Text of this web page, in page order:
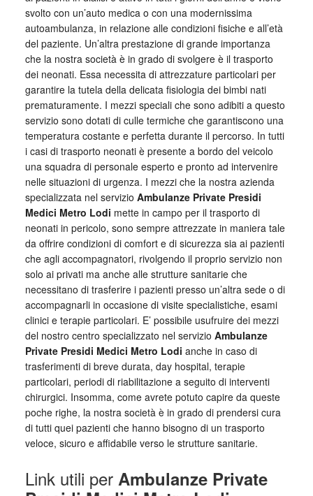
svolto con un’auto medica o con una modernissima
autoambulanza, in relazione alle condizioni fisiche e all’età
del paziente. Un’altra prestazione di grande importanza
che la nostra società è in grado di svolgere è il trasporto
dei neonati. Essa necessita di attrezzature particolari per
garantire la tutela della delicata fisiologia dei bimbi nati
prematuramente. I mezzi speciali che sono adibiti a questo
servizio sono dotati di culle termiche che garantiscono una
temperatura costante e perfetta durante il percorso. In tutti
i casi di trasporto neonati è presente a bordo del veicolo
una squadra di personale esperto e pronto ad intervenire
nelle situazioni di urgenza. I mezzi che la nostra azienda
specializzata nel servizio Ambulanze Private Presidi
Medici Metro Lodi mette in campo per il trasporto di
neonati in pericolo, sono sempre attrezzate in maniera tale
da offrire condizioni di comfort e di sicurezza sia ai pazienti
che agli accompagnatori, rivolgendo il proprio servizio non
solo ai privati ma anche alle strutture sanitarie che
necessitano di trasferire i pazienti presso un’altra sede o di
accompagnarli in occasione di visite specialistiche, esami
clinici e terapie particolari. E’ possibile usufruire dei mezzi
del nostro centro specializzato nel servizio Ambulanze
Private Presidi Medici Metro Lodi anche in caso di
trasferimenti di breve durata, day hospital, terapie
particolari, periodi di riabilitazione a seguito di interventi
chirurgici. Insomma, come avrete potuto capire da queste
poche righe, la nostra società è in grado di prendersi cura
di tutti quei pazienti che hanno bisogno di un trasporto
veloce, sicuro e affidabile verso le strutture sanitarie.
Link utili per Ambulanze Private